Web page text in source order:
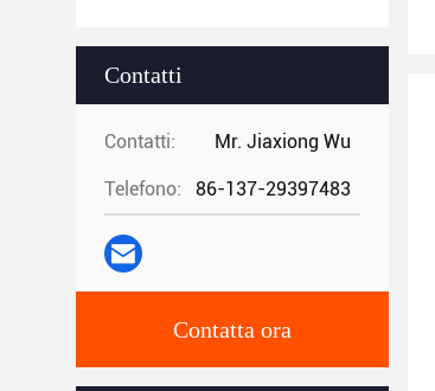
Contatti
Contatti: Mr. Jiaxiong Wu
Telefono: 86-137-29397483
Contatta ora